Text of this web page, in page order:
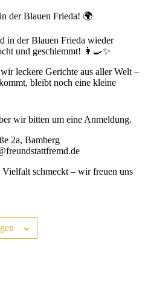
der Blauen Frieda! 🌍
in der Blauen Frieda wieder
und geschlemmt! 👩‍🍳✨
leckere Gerichte aus aller Welt –
bleibt noch eine kleine
wir bitten um eine Anmeldung.
2a, Bamberg
schmeckt – wir freuen uns